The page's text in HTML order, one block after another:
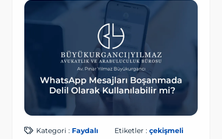
Kategori : Faydalı
Etiketler : çekişmeli